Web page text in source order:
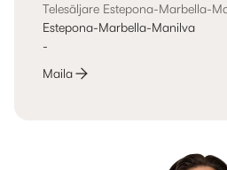
Telesäljare Estepona-Marbella-
Estepona-Marbella-Manilva
-
Maila